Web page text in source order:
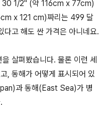
30 1/2" (약 116cm x 77cm)
x 121 cm)짜리는 499 달
다고 해도 싼 가격은 아니네요.
살펴봤습니다. 물론 이런 세
, 동해가 어떻게 표시되어 있
과 동해(East Sea)가 병